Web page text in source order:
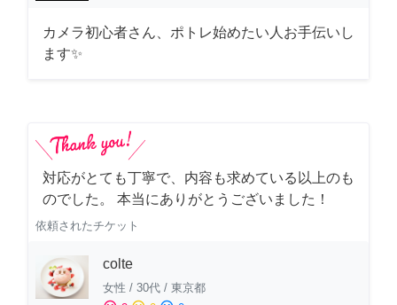
カメラ初心者さん、ポトレ始めたい人お手伝いし
ます✨
対応がとても丁寧で、内容も求めている以上のも
のでした。 本当にありがとうございました！
依頼されたチケット
colte
女性 / 30代 / 東京都